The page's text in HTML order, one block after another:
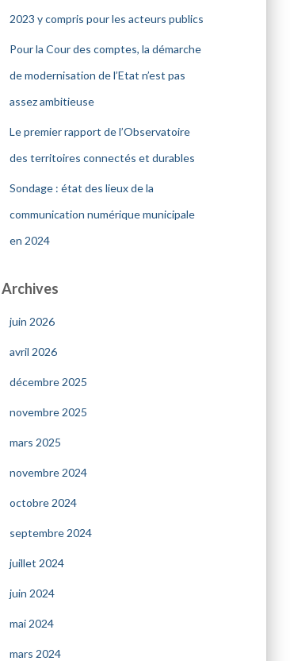
2023 y compris pour les acteurs publics
Pour la Cour des comptes, la démarche
de modernisation de l’Etat n’est pas
assez ambitieuse
Le premier rapport de l’Observatoire
des territoires connectés et durables
Sondage : état des lieux de la
communication numérique municipale
en 2024
Archives
juin 2026
avril 2026
décembre 2025
novembre 2025
mars 2025
novembre 2024
octobre 2024
septembre 2024
juillet 2024
juin 2024
mai 2024
mars 2024